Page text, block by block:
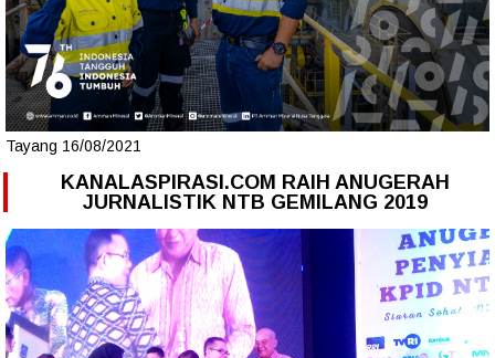
Tayang 16/08/2021
KANALASPIRASI.COM RAIH ANUGERAH
JURNALISTIK NTB GEMILANG 2019